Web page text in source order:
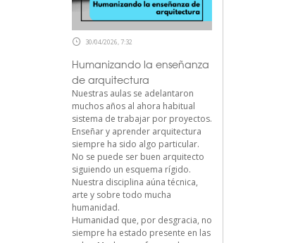
30/04/2026, 7:32
Humanizando la enseñanza
de arquitectura
Nuestras aulas se adelantaron
muchos años al ahora habitual
sistema de trabajar por proyectos.
Enseñar y aprender arquitectura
siempre ha sido algo particular.
No se puede ser buen arquitecto
siguiendo un esquema rígido.
Nuestra disciplina aúna técnica,
arte y sobre todo mucha
humanidad.
Humanidad que, por desgracia, no
siempre ha estado presente en las